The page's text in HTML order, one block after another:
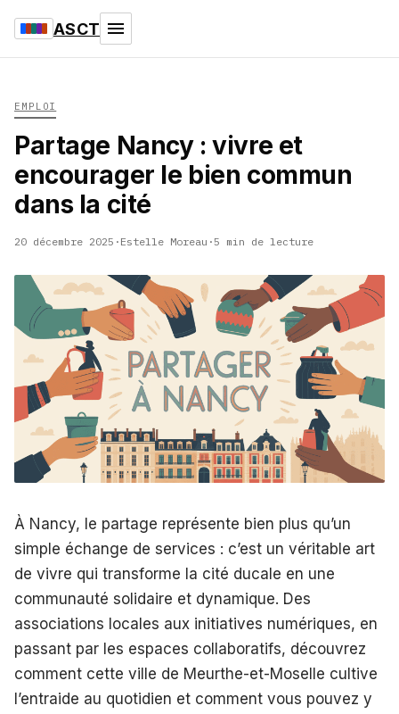
ASCT
EMPLOI
Partage Nancy : vivre et
encourager le bien commun
dans la cité
20 décembre 2025 · Estelle Moreau ·5 min de lecture
À Nancy, le partage représente bien plus qu’un
simple échange de services : c’est un véritable art
de vivre qui transforme la cité ducale en une
communauté solidaire et dynamique. Des
associations locales aux initiatives numériques, en
passant par les espaces collaboratifs, découvrez
comment cette ville de Meurthe-et-Moselle cultive
l’entraide au quotidien et comment vous pouvez y